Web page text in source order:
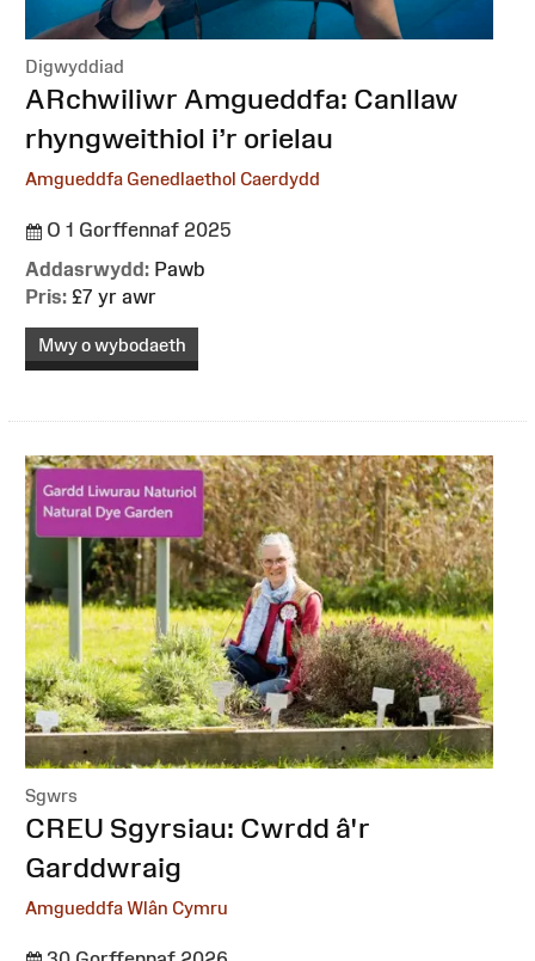
Digwyddiad
:ARchwiliwr Amgueddfa: Canllaw
rhyngweithiol i’r orielau
Amgueddfa Genedlaethol Caerdydd
O 1 Gorffennaf 2025
Addasrwydd: Pawb
Pris: £7 yr awr
Mwy o wybodaeth
Sgwrs
:CREU Sgyrsiau: Cwrdd â'r
Garddwraig
Amgueddfa Wlân Cymru